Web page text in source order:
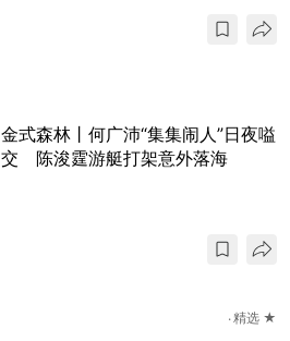
金式森林丨何广沛“集集闹人”日夜嗌
交 陈浚霆游艇打架意外落海
精选 ★